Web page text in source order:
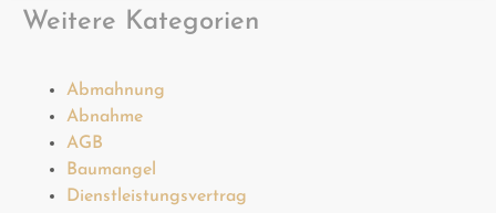
Weitere Kategorien
Abmahnung
Abnahme
AGB
Baumangel
Dienstleistungsvertrag